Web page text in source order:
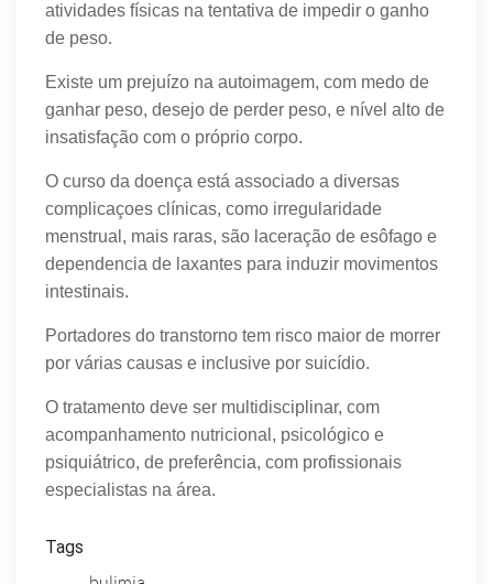
atividades físicas na tentativa de impedir o ganho
de peso.
Existe um prejuízo na autoimagem, com medo de
ganhar peso, desejo de perder peso, e nível alto de
insatisfação com o próprio corpo.
O curso da doença está associado a diversas
complicaçoes clínicas, como irregularidade
menstrual, mais raras, são laceração de esôfago e
dependencia de laxantes para induzir movimentos
intestinais.
Portadores do transtorno tem risco maior de morrer
por várias causas e inclusive por suicídio.
O tratamento deve ser multidisciplinar, com
acompanhamento nutricional, psicológico e
psiquiátrico, de preferência, com profissionais
especialistas na área.
Tags